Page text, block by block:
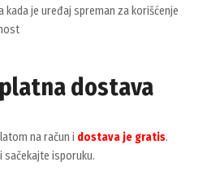
je uređaj spreman za korišćenje
dostava
na račun i dostava je gratis.
isporuku.